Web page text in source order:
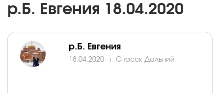
р.Б. Евгения 18.04.2020
р.Б. Евгения
18.04.2020 г. Спасск-Дальний